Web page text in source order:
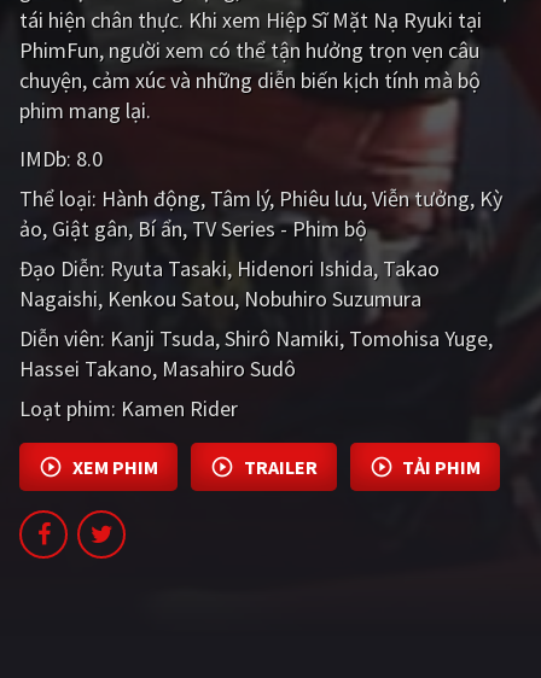
Âu - Mỹ Trung Quốc - Hồng Kông
Hàn Quốc Nhật Bản
Ấn Độ
Tổng hợp
CẬP NHẬT
PHIM MỚI
PHIM BỘ
PHIM LẺ
PHIM CHIẾU RẠP
TUYỂN TẬP PHIM
BLOG
tái hiện chân thực. Khi xem Hiệp Sĩ Mặt Nạ Ryuki tại
PhimFun, người xem có thể tận hưởng trọn vẹn câu
chuyện, cảm xúc và những diễn biến kịch tính mà bộ
phim mang lại.
IMDb: 8.0
Thể loại: Hành động Tâm lý Phiêu lưu Viễn tưởng Kỳ
ảo Giật gân Bí ẩn TV Series - Phim bộ
Đạo Diễn: Ryuta Tasaki Hidenori Ishida Takao
Nagaishi Kenkou Satou Nobuhiro Suzumura
Diễn viên: Kanji Tsuda Shirô Namiki Tomohisa Yuge
Hassei Takano Masahiro Sudô
Loạt phim: Kamen Rider
XEM PHIM TRAILER TẢI PHIM